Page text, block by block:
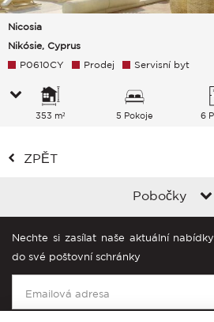
Nicosia
Nikósie, Cyprus
P0610CY Prodej Servisní byt
353 m² 5 Pokoje 6
ZPĚT
Pobočky
Nechte si zasílat naše aktuální
do své poštovní schránky